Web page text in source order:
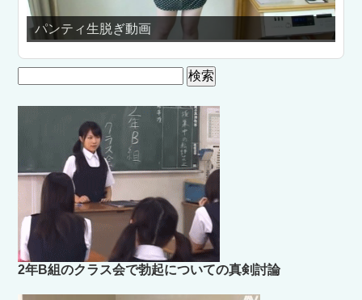
パンティ生脱ぎ動画 踊っ
2年B組のクラス会で勃起についての真剣討論